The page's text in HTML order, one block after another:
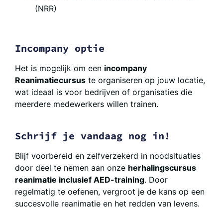
(NRR)
Incompany optie
Het is mogelijk om een incompany
Reanimatiecursus te organiseren op jouw locatie,
wat ideaal is voor bedrijven of organisaties die
meerdere medewerkers willen trainen.
Schrijf je vandaag nog in!
Blijf voorbereid en zelfverzekerd in noodsituaties
door deel te nemen aan onze herhalingscursus
reanimatie inclusief AED-training. Door
regelmatig te oefenen, vergroot je de kans op een
succesvolle reanimatie en het redden van levens.